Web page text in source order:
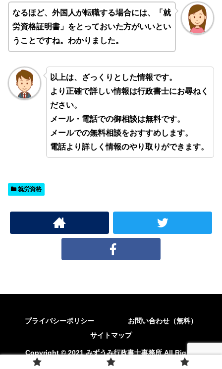
なるほど、 外国人が転職する場合には、「就
労資格証明書」をとっておいた方がいいとい
うことですね。わかりました。
以上は、ざっくりとした情報です。
より正確で詳しい情報は行政書士にお尋ねく
ださい。
メール・電話での御相談は無料です。
メールでの無料相談をおすすめします。
電話より詳しく情報のやり取りができます。
就労資格
プライバシーポリシー
お問い合わせ（無料）
サイトマップ
Copyright © 2021 みずうみ行政書士事務所 All Rights
Reserved.